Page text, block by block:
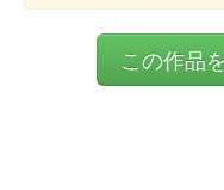
この作品